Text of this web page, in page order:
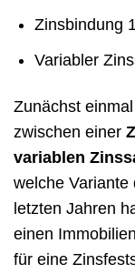
Zinsbindung
Variabler
Zunächst
zwischen einer
variablen
welche Variante
letzten Jahren
einen
für eine